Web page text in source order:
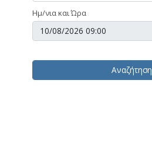
Ημ/νια και Ώρα
Αναζήτηση